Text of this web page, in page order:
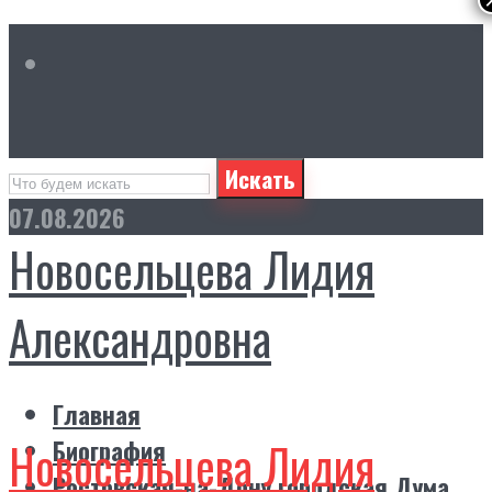
Искать
07.08.2026
Новосельцева Лидия
Александровна
Главная
Биография
Новосельцева Лидия